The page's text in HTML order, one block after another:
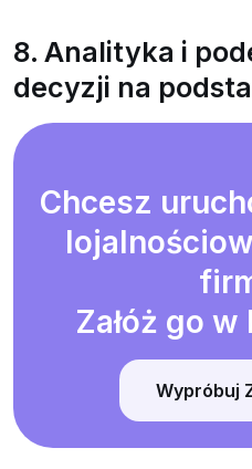
8. Analityka i
decyzji na
Chcesz
Załóż go
Wypróbuj